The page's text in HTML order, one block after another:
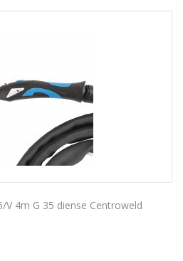
V 4m G 35 diense Centroweld